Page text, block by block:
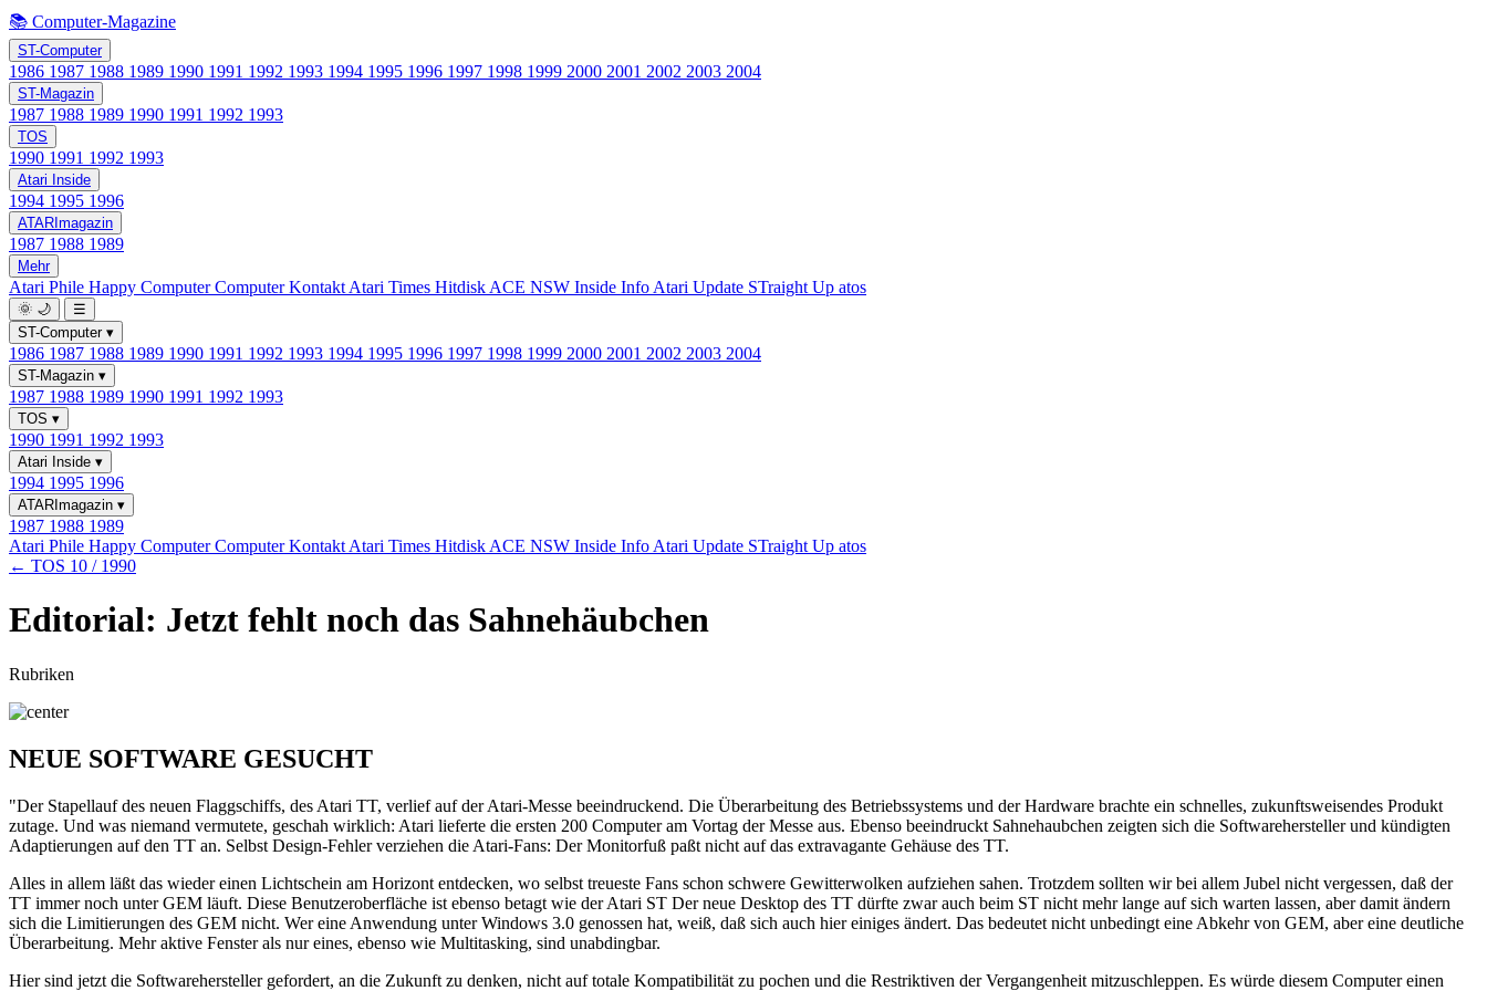
📚 Computer-Magazine
ST-Computer
1986 1987 1988 1989 1990 1991 1992 1993 1994 1995 1996 1997 1998 1999 2000 2001 2002 2003 2004
ST-Magazin
1987 1988 1989 1990 1991 1992 1993
TOS
1990 1991 1992 1993
Atari Inside
1994 1995 1996
ATARImagazin
1987 1988 1989
Mehr
Atari Phile Happy ComputerComputer Kontakt Atari Times Hitdisk ACE NSW Inside Info Atari Update STraight Up atos
🌞 🌙
☰
ST-Computer ▾
1986 1987 1988 1989 1990 1991 1992 1993 1994 1995 1996 1997 1998 1999 2000 2001 2002 2003 2004
ST-Magazin ▾
1987 1988 1989 1990 1991 1992 1993
TOS ▾
1990 1991 1992 1993
Atari Inside ▾
1994 1995 1996
ATARImagazin ▾
1987 1988 1989
Atari Phile Happy ComputerComputer Kontakt Atari Times Hitdisk ACE NSW Inside Info Atari Update STraight Up atos
← TOS 10 / 1990
Editorial: Jetzt fehlt noch das Sahnehäubchen
Rubriken
NEUE SOFTWARE GESUCHT
"Der Stapellauf des neuen Flaggschiffs, des Atari TT, verlief auf der Atari-Messe beeindruckend. Die Überarbeitung des Betriebssystems und der Hardware brachte ein schnelles, zukunftsweisendes Produkt
zutage. Und was niemand vermutete, geschah wirklich: Atari lieferte die ersten 200 Computer am Vortag der Messe aus. Ebenso beeindruckt Sahnehaubchen zeigten sich die Softwarehersteller und kündigten
Adaptierungen auf den TT an. Selbst Design-Fehler verziehen die Atari-Fans: Der Monitorfuß paßt nicht auf das extravagante Gehäuse des TT.
Alles in allem läßt das wieder einen Lichtschein am Horizont entdecken, wo selbst treueste Fans schon schwere Gewitterwolken aufziehen sahen. Trotzdem sollten wir bei allem Jubel nicht vergessen, daß der
TT immer noch unter GEM läuft. Diese Benutzeroberfläche ist ebenso betagt wie der Atari ST Der neue Desktop des TT dürfte zwar auch beim ST nicht mehr lange auf sich warten lassen, aber damit ändern
sich die Limitierungen des GEM nicht. Wer eine Anwendung unter Windows 3.0 genossen hat, weiß, daß sich auch hier einiges ändert. Das bedeutet nicht unbedingt eine Abkehr von GEM, aber eine deutliche
Überarbeitung. Mehr aktive Fenster als nur eines, ebenso wie Multitasking, sind unabdingbar.
Hier sind jetzt die Softwarehersteller gefordert, an die Zukunft zu denken, nicht auf totale Kompatibilität zu pochen und die Restriktiven der Vergangenheit mitzuschleppen. Es würde diesem Computer einen